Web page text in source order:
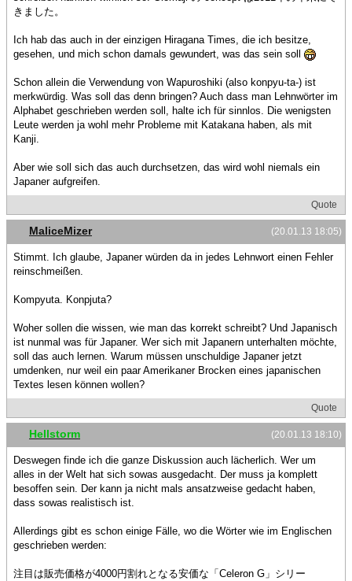
きました。
Ich hab das auch in der einzigen Hiragana Times, die ich besitze,
gesehen, und mich schon damals gewundert, was das sein soll
Schon allein die Verwendung von Wapuroshiki (also konpyu-ta-) ist
merkwürdig. Was soll das denn bringen? Auch dass man Lehnwörter im
Alphabet geschrieben werden soll, halte ich für sinnlos. Die wenigsten
Leute werden ja wohl mehr Probleme mit Katakana haben, als mit
Kanji.
Aber wie soll sich das auch durchsetzen, das wird wohl niemals ein
Japaner aufgreifen.
Quote
(20.01.13 18:05)
MaliceMizer
Stimmt. Ich glaube, Japaner würden da in jedes Lehnwort einen Fehler
reinschmeißen.
Kompyuta. Konpjuta?
Woher sollen die wissen, wie man das korrekt schreibt? Und Japanisch
ist nunmal was für Japaner. Wer sich mit Japanern unterhalten möchte,
soll das auch lernen. Warum müssen unschuldige Japaner jetzt
umdenken, nur weil ein paar Amerikaner Brocken eines japanischen
Textes lesen können wollen?
Quote
(20.01.13 18:10)
Hellstorm
Deswegen finde ich die ganze Diskussion auch lächerlich. Wer um
alles in der Welt hat sich sowas ausgedacht. Der muss ja komplett
besoffen sein. Der kann ja nicht mals ansatzweise gedacht haben,
dass sowas realistisch ist.
Allerdings gibt es schon einige Fälle, wo die Wörter wie im Englischen
geschrieben werden:
注目は販売価格が4000円割れとなる安価な「Celeron G」シリー